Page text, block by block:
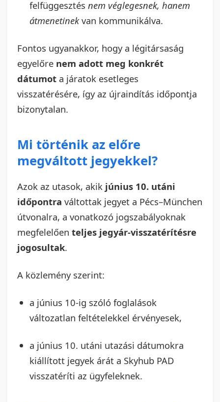
felfüggesztés nem véglegesnek, hanem
átmenetinekvan kommunikálva.
Fontos ugyanakkor, hogy a légitársaság
egyelőre nem adott meg konkrét
dátumot a járatok esetleges
visszatérésére, így az újraindítás időpontja
bizonytalan.
Mi történik az előre
megváltott jegyekkel?
Azok az utasok, akik június 10. utáni
időpontra váltottak jegyet a Pécs–München
útvonalra, a vonatkozó jogszabályoknak
megfelelően teljes jegyár-visszatérítésre
jogosultak.
A közlemény szerint:
a június 10-ig szóló foglalások
változatlan feltételekkel érvényesek,
a június 10. utáni utazási dátumokra
kiállított jegyek árát a Skyhub PAD
visszatéríti az ügyfeleknek.